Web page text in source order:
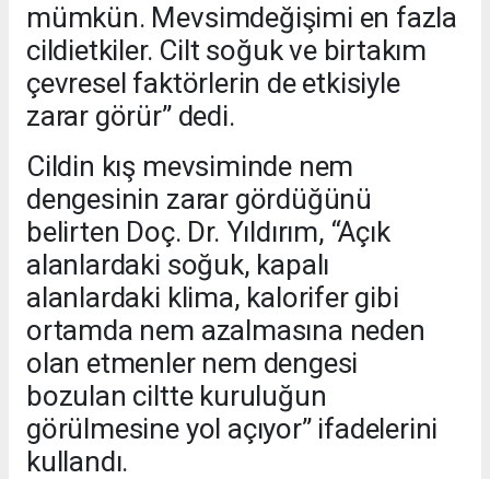
mümkün. Mevsimdeğişimi en fazla
cildietkiler. Cilt soğuk ve birtakım
çevresel faktörlerin de etkisiyle
zarar görür” dedi.
Cildin kış mevsiminde nem
dengesinin zarar gördüğünü
belirten Doç. Dr. Yıldırım, “Açık
alanlardaki soğuk, kapalı
alanlardaki klima, kalorifer gibi
ortamda nem azalmasına neden
olan etmenler nem dengesi
bozulan ciltte kuruluğun
görülmesine yol açıyor” ifadelerini
kullandı.